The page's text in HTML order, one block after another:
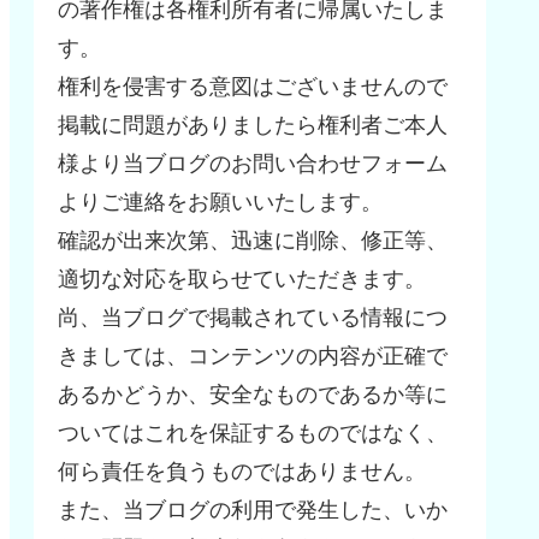
の著作権は各権利所有者に帰属いたしま
す。
権利を侵害する意図はございませんので
掲載に問題がありましたら権利者ご本人
様より当ブログのお問い合わせフォーム
よりご連絡をお願いいたします。
確認が出来次第、迅速に削除、修正等、
適切な対応を取らせていただきます。
尚、当ブログで掲載されている情報につ
きましては、コンテンツの内容が正確で
あるかどうか、安全なものであるか等に
ついてはこれを保証するものではなく、
何ら責任を負うものではありません。
また、当ブログの利用で発生した、いか